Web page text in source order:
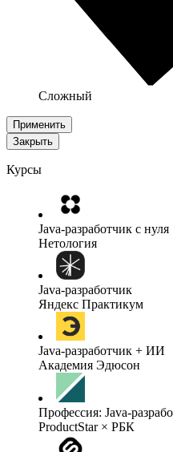
Сложный
Применить
Закрыть
Курсы
Java-разработчик с нуля
Нетология
Java-разработчик
Яндекс Практикум
Java-разработчик + ИИ
Академия Эдюсон
Профессия: Java-
ProductStar × РБК